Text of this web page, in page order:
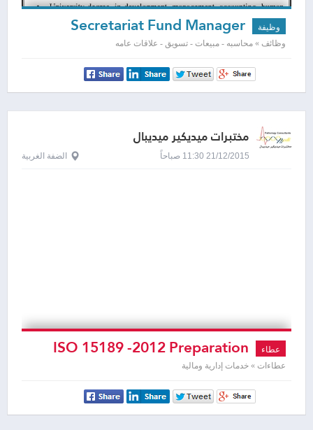
وظيفة
وظائف » محاسبه - مبيعات - تسويق - علاقات عامه
مختبرات ميديكير ميديبال
21/12/2015 11:30 صباحاً الضفة الغربية
عطاء
عطاءات » خدمات إدارية ومالية